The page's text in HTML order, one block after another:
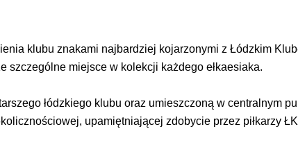
klubu znakami najbardziej kojarzonymi z Łódzkim
szczególne miejsce w kolekcji każdego ełkaesiaka.
łódzkiego klubu oraz umieszczoną w centralnym
upamiętniającej zdobycie przez piłkarzy